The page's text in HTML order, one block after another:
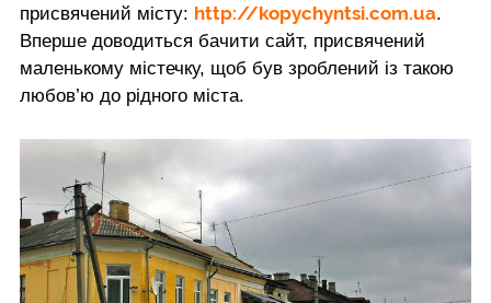
присвячений місту: http://kopychyntsi.com.ua.
Вперше доводиться бачити сайт, присвячений
маленькому містечку, щоб був зроблений із такою
любов’ю до рідного міста.